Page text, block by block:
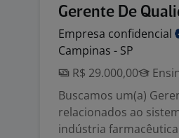
Gerente De
Empresa confidencial
Campinas - SP
R$ 29.000,00
Buscamos um(a)
relacionados ao
indústria